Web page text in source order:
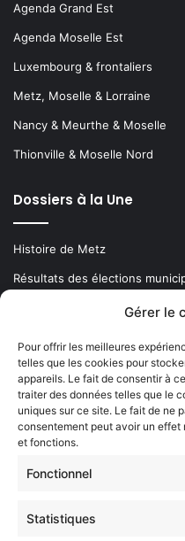
Gérer le
Pour offrir les meilleures
telles que les cookies pour
appareils. Le fait de consentir à
traiter des données telles que le
uniques sur ce site. Le fait de ne
consentement peut avoir un
et fonctions.
Fonctionnel
Statistiques
Agenda Grand Est
Agenda Moselle Est
Luxembourg & frontaliers
Metz, Moselle & Lorraine
Nancy & Meurthe & Moselle
Thionville & Moselle Nord
Dossiers à la Une
Histoire de Metz
Résultats des élections
Newsletter gratuite
Choisissez :